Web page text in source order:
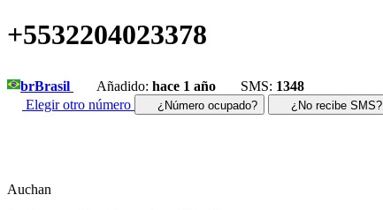
+5532204023378
brBrasil Añadido: hace 1 año SMS: 1348
Elegir otro número
¿Número ocupado? ¿No recibe SMS?
Auchan